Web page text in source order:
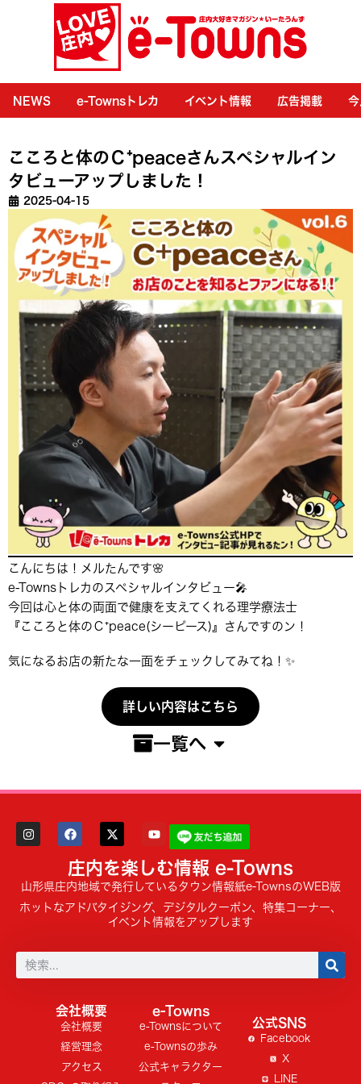
NEWS e-Townsトレカ イベント情報 広告掲載
こころと体のＣ⁺peaceさんスペシャルイン
タビューアップしました！
2025-04-15
こんにちは！メルたんです🌸
e-Townsトレカのスペシャルインタビュー🎤
今回は心と体の両面で健康を支えてくれる理学療法士
『こころと体のＣ⁺peace(シーピース)』さんですのン！
気になるお店の新たな一面をチェックしてみてね！✨
詳しい内容はこちら
一覧へ
庄内を楽しむ情報 e-Towns
山形県庄内地域で発行しているタウン情報紙e-TownsのWEB版
ホットなアドバタイジング、デジタルクーポン、特集コーナー、
イベント情報をアップします
会社概要
会社概要
経営理念
アクセス
e-Towns
e-Townsについて
e-Townsの歩み
公式キャラクター
公式SNS
Facebook
X
LINE